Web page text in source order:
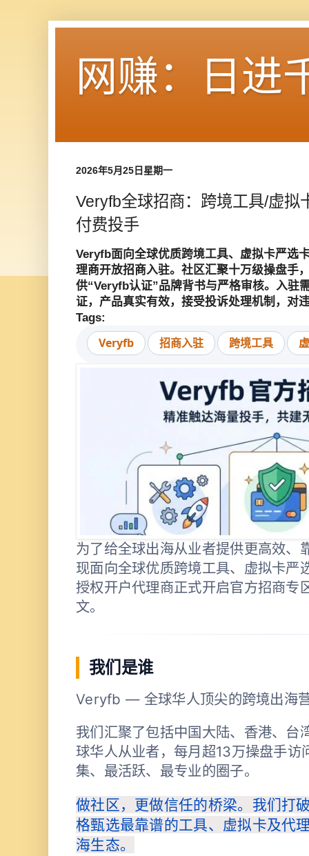
网赚：日进
2026年5月25日星期一
Veryfb全球招商：跨境工具/虚拟
付费投手
Veryfb面向全球优质跨境工具、虚拟卡严选
理商开放招商入驻。社区汇聚十万级操盘手
供“Veryfb认证”品牌背书与严格审核。入驻
证，产品真实有效，接受投诉处理机制，对
Tags:
Veryfb 招商入驻 跨境工具
为了给全球出海从业者提供更高效
现面向全球优质跨境工具、虚拟卡严
授权开户代理商正式开启官方招商专
文。
我们是谁
Veryfb — 全球华人顶尖的跨境出海
我们汇聚了包括中国大陆、香港、台
球华人从业者，每月超13万操盘手访
集、最活跃、最专业的圈子。
做社区，更做信任的桥梁。我们打
格甄选最靠谱的工具、虚拟卡及代
海生态。